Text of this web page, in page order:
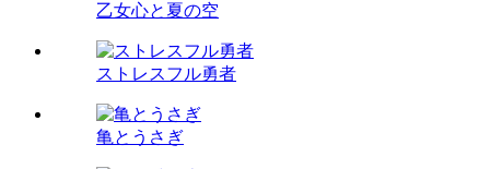
乙女心と夏の空
ストレスフル勇者
亀とうさぎ